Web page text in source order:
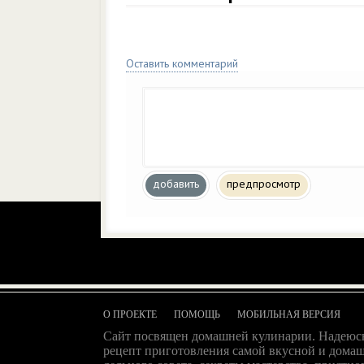
Оставить комментарий
добавить предпросмотр
О ПРОЕКТЕ ПОМОЩЬ МОБИЛЬНАЯ ВЕРСИЯ
Сайт посвящен домашней кулинарии.
рецепт приготовления самой вкусной и